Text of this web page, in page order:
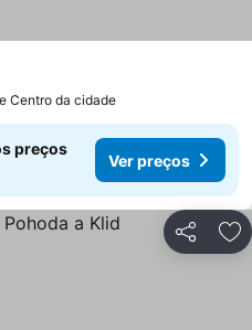
preços
Centro da cidade
preços
Ver preços
Partilhar